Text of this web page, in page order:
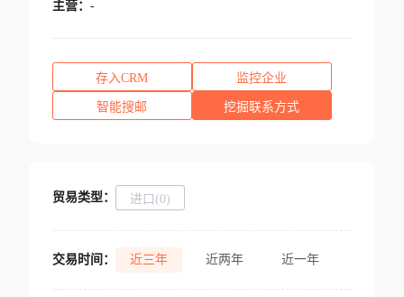
主营： -
存入CRM 监控企业
智能搜邮 挖掘联系方式
贸易类型： 进口(0)
交易时间： 近三年 近两年 近一年